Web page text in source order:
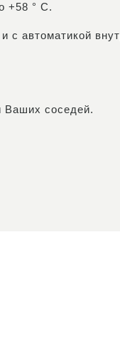
+58 ° C.
с автоматикой
Ваших соседей.